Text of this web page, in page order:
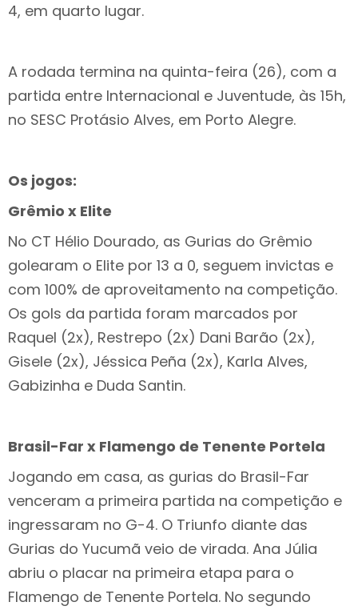
4, em quarto lugar.
A rodada termina na quinta-feira (26), com a
partida entre Internacional e Juventude, às 15h,
no SESC Protásio Alves, em Porto Alegre.
Os jogos:
Grêmio x Elite
No CT Hélio Dourado, as Gurias do Grêmio
golearam o Elite por 13 a 0, seguem invictas e
com 100% de aproveitamento na competição.
Os gols da partida foram marcados por
Raquel (2x), Restrepo (2x) Dani Barão (2x),
Gisele (2x), Jéssica Peña (2x), Karla Alves,
Gabizinha e Duda Santin.
Brasil-Far x Flamengo de Tenente Portela
Jogando em casa, as gurias do Brasil-Far
venceram a primeira partida na competição e
ingressaram no G-4. O Triunfo diante das
Gurias do Yucumã veio de virada. Ana Júlia
abriu o placar na primeira etapa para o
Flamengo de Tenente Portela. No segundo